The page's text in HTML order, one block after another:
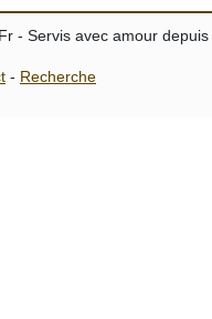
- Servis avec amour
- Recherche